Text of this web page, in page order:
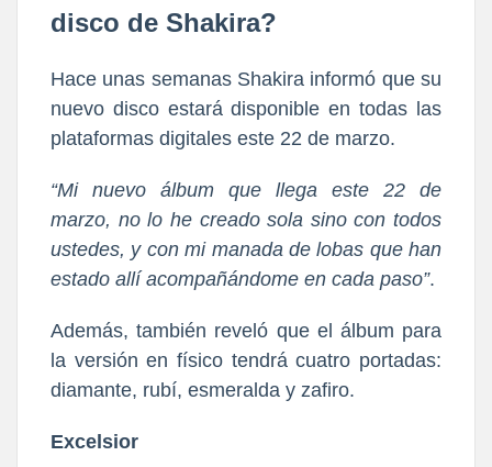
disco de Shakira?
Hace unas semanas Shakira informó que su
nuevo disco estará disponible en todas las
plataformas digitales este 22 de marzo.
“Mi nuevo álbum que llega este 22 de
marzo, no lo he creado sola sino con todos
ustedes, y con mi manada de lobas que han
estado allí acompañándome en cada paso”.
Además, también reveló que el álbum para
la versión en físico tendrá cuatro portadas:
diamante, rubí, esmeralda y zafiro.
Excelsior